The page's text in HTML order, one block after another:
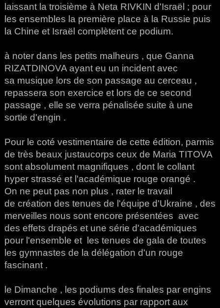
laissant la troisième à Neta RIVKIN d'Israël ; pour
les ensembles la première place à la Russie puis
la Chine et Israël complètent ce podium.
à noter dans les petits malheurs , que Ganna
RIZATDINOVA ayant eu un incident avec
sa musique lors de son passage au cerceau ,
repassera son exercice et lors de ce second
passage , elle se verra pénalisée suite à une
sortie d'engin .
Pour le coté vestimentaire de cette édition, parmis
de très beaux justaucorps ceux de Maria TITOVA
sont absolument magnifiques , dont le collant
hyper strassé et l'académique rouge orangé .
On ne peut pas non plus , rater le travail
de création des tenues de l'équipe d'Ukraine , des
merveilles nous sont encore présentées avec
des effets drapés et une série d'académiques
pour l'ensemble et les tenues de gala de toutes
les gymnastes de la délégation d'un rouge
fascinant .
le Dimanche , les podiums des finales par engins
verront quelques évolutions par rapport aux